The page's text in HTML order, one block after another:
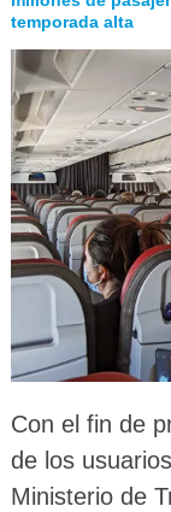
temporada alta
Con el fin de
de los
Ministerio de